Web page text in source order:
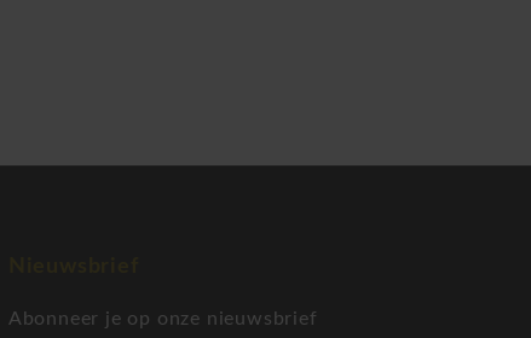
Abonneer je op onze nieuwsbrief